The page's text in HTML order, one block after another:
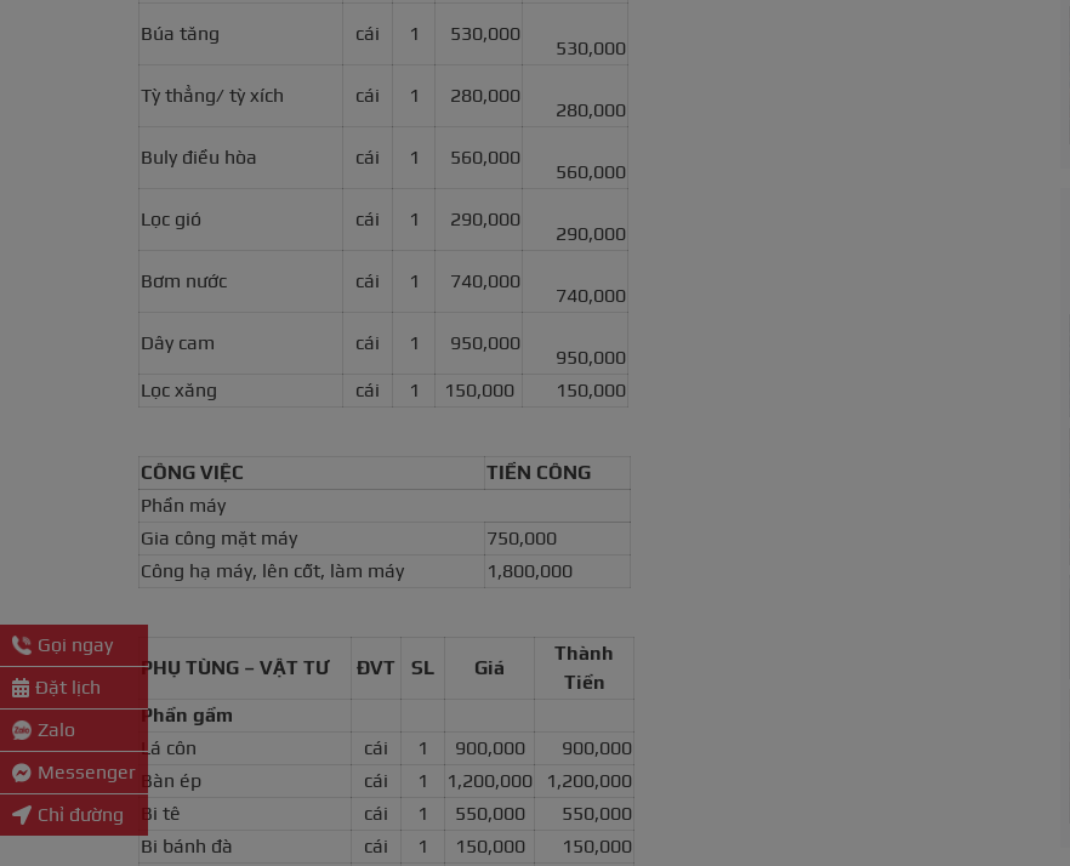
Búa tăng cái 1 530,000
530,000
Tỳ thẳng/ tỳ xích cái 1 280,000
280,000
Buly điều hòa cái 1 560,000
560,000
Lọc gió cái 1 290,000
290,000
Bơm nước cái 1 740,000
740,000
Dây cam cái 1 950,000
950,000
Lọc xăng
cái 1 150,000 150,000
CÔNG VIỆC
TIỀN CÔNG
Phần máy
Gia công mặt máy
750,000
Công hạ máy, lên cốt, làm máy
1,800,000
PHỤ TÙNG – VẬT TƯ ĐVT SL Giá
Thành
Tiền
Phần gầm
Lá côn
cái 1 900,000
900,000
Bàn ép
cái 1 1,200,000
1,200,000
Bi tê
cái 1 550,000
550,000
Bi bánh đà
cái 1 150,000
150,000
Gọi ngay
Đặt lịch
Zalo
Messenger
Chỉ đường